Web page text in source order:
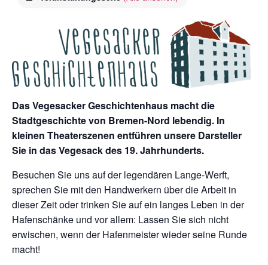
Das Vegesacker Geschichtenhaus macht die
Stadtgeschichte von Bremen-Nord lebendig. In
kleinen Theaterszenen entführen unsere Darsteller
Sie in das Vegesack des 19. Jahrhunderts.
Besuchen Sie uns auf der legendären Lange-Werft,
sprechen Sie mit den Handwerkern über die Arbeit in
dieser Zeit oder trinken Sie auf ein langes Leben in der
Hafenschänke und vor allem: Lassen Sie sich nicht
erwischen, wenn der Hafenmeister wieder seine Runde
macht!